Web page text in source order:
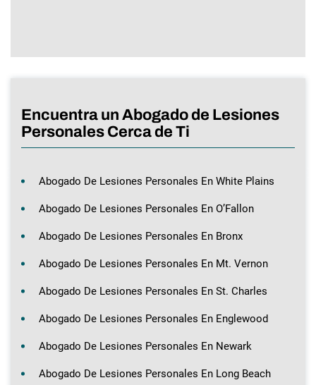
Encuentra un Abogado de Lesiones
Personales Cerca de Ti
Abogado De Lesiones Personales En White Plains
Abogado De Lesiones Personales En O’Fallon
Abogado De Lesiones Personales En Bronx
Abogado De Lesiones Personales En Mt. Vernon
Abogado De Lesiones Personales En St. Charles
Abogado De Lesiones Personales En Englewood
Abogado De Lesiones Personales En Newark
Abogado De Lesiones Personales En Long Beach